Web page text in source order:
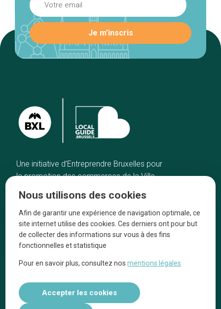
Une initiative d’Entreprendre Bruxelles pour
la promotion des commerces de la Ville
Accueil
Bonnes adresses
Quartiers
Blog
Tops 10
Artisans
A propos
On parle de nous
Nous utilisons des cookies
Afin de garantir une expérience de navigation optimale, ce
site internet utilise des cookies. Ces derniers ont pour but
de collecter des informations sur vous à des fins
fonctionnelles et statistique
Pour en savoir plus, consultez nosmentions légales
Accepter les cookies